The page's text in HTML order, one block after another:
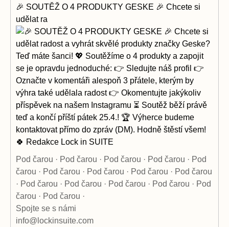
🎉 SOUTĚŽ O 4 PRODUKTY GESKE 🎉 Chcete si
udělat ra
Pod čarou · Pod čarou · Pod čarou · Pod čarou · Pod
čarou · Pod čarou · Pod čarou · Pod čarou · Pod čarou
· Pod čarou · Pod čarou · Pod čarou · Pod čarou · Pod
čarou · Pod čarou ·
Spojte se s námi
info@lockinsuite.com